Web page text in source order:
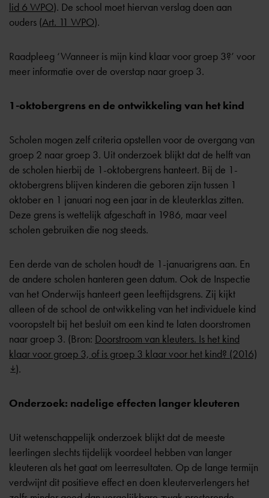
lid 6 WPO). De school moet hiervan verslag doen aan
ouders (Art. 11 WPO).
Raadpleeg ‘Wanneer is mijn kind klaar voor groep 3?’ voor
meer informatie over de overstap naar groep 3.
1-oktobergrens en de ontwikkeling van het kind
Scholen mogen zelf criteria opstellen voor de overgang van
groep 2 naar groep 3. Uit onderzoek blijkt dat de helft van
de scholen hierbij de 1-oktobergrens hanteert. Bij de 1-
oktobergrens blijven kinderen die geboren zijn tussen 1
oktober en 1 januari nog een jaar in de kleuterklas zitten.
Deze grens is wettelijk afgeschaft in 1986, maar veel
scholen gebruiken die nog steeds.
Een derde van de scholen houdt de 1-januarigrens aan. En
de andere scholen hanteren geen datum. Ook de Inspectie
van het Onderwijs hanteert geen leeftijdsgrens. Zij kijkt
alleen of de school de ontwikkeling van het individuele kind
vooropstelt bij het besluit om een kind te laten doorstromen
naar groep 3. (Bron: Doorstroom van kleuters. Is het kind
klaar voor groep 3, of is groep 3 klaar voor het kind? (2016)
).
Onderzoek: nadelige effecten langer kleuteren
Uit wetenschappelijk onderzoek blijkt dat de meeste
leerlingen slechts tijdelijk voordeel hebben van langer
kleuteren als het gaat om leerresultaten. Op de lange termijn
verdwijnt dit positieve effect en doen kleuterverlengers het